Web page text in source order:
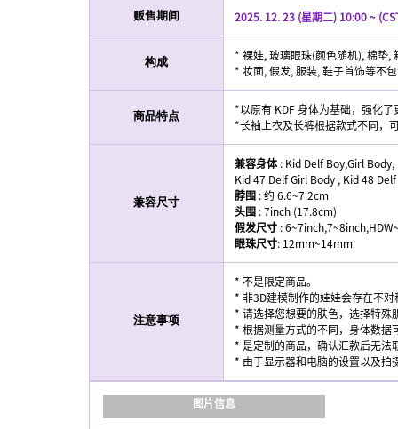
贩售期间 2025. 12. 23 (星期二) 10:00 ~
构成
* 裸娃, 玻璃眼珠(颜色随机), 棉垫,
* 妆面, 假发, 服装, 鞋子首饰等不
商品特点
*以原有 KDF 身体为基础，强化
*长袖上衣及长裤根据款式不同，
兼容尺寸
兼容身体 : Kid Delf Boy,Girl
Kid 47 Delf Girl Body , Kid 48
脖围 : 约 6.6~7.2cm
头围 : 7inch (17.8cm)
假发尺寸 :
眼珠尺寸: 12mm~14mm
注意事项
* 不是限定商品。
* 非3D建模制作的娃娃会存在不对
* 请选择您想要的肤色，选择特殊
* 根据测量方式的不同，身体数据
* 是定制的商品，确认汇款后无法
* 由于显示器和电脑的设置以及拍
图片信息